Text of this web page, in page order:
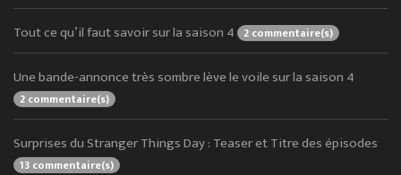
Tout ce qu’il faut savoir sur la saison 4 2 commentaire(s)
Une bande-annonce très sombre lève le voile sur la saison 4
2 commentaire(s)
Surprises du Stranger Things Day : Teaser et Titre des épisodes
13 commentaire(s)